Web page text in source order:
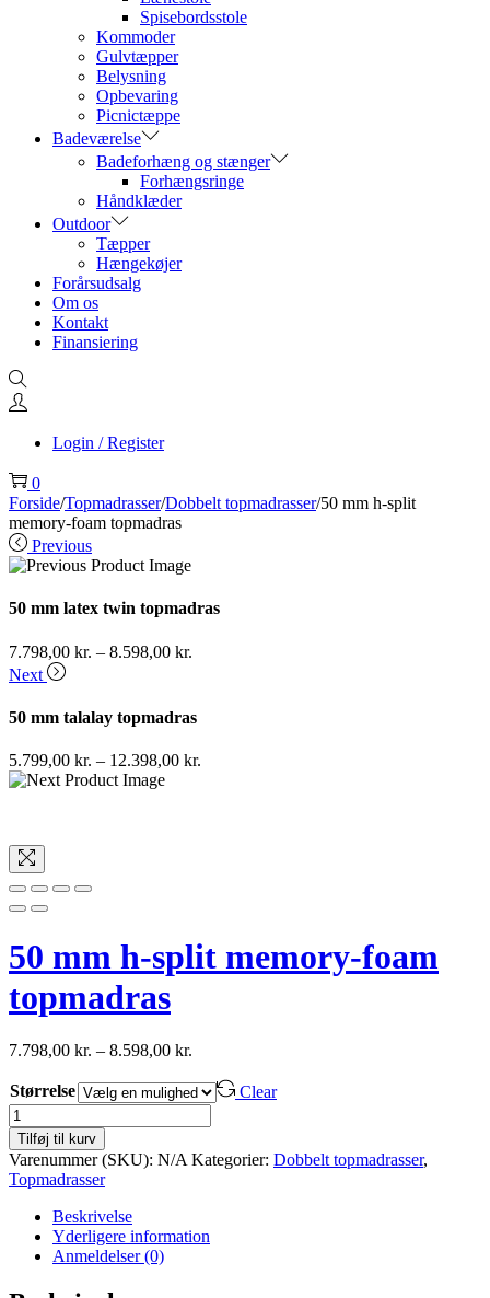
Spisebordsstole
Kommoder
Gulvtæpper
Belysning
Opbevaring
Picnictæppe
Badeværelse
Badeforhæng og stænger
Forhængsringe
Håndklæder
Outdoor
Tæpper
Hængekøjer
Forårsudsalg
Om os
Kontakt
Finansiering
Login / Register
0
Forside/Topmadrasser/Dobbelt topmadrasser/50 mm h-split
memory-foam topmadras
Previous
50 mm latex twin topmadras
7.798,00 kr. – 8.598,00 kr.
Next
50 mm talalay topmadras
5.799,00 kr. – 12.398,00 kr.
50 mm h-split memory-foam
topmadras
7.798,00 kr. – 8.598,00 kr.
Størrelse
Clear
50
mm
h-
split
memory-
foam
topmadras
antal
Tilføj til kurv
Varenummer (SKU): N/A Kategorier: Dobbelt topmadrasser,
Topmadrasser
Beskrivelse
Yderligere information
Anmeldelser (0)